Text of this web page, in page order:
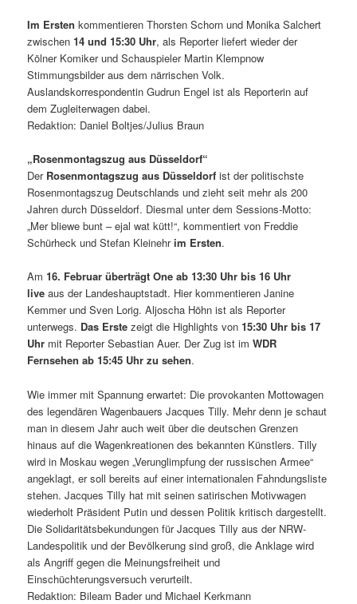
Im Ersten kommentieren Thorsten Schorn und Monika Salchert
zwischen14 und 15:30 Uhr, als Reporter liefert wieder der
Kölner Komiker und Schauspieler Martin Klempnow
Stimmungsbilder aus dem närrischen Volk.
Auslandskorrespondentin Gudrun Engel ist als Reporterin auf
dem Zugleiterwagen dabei.
Redaktion: Daniel Boltjes/Julius Braun
„Rosenmontagszug aus Düsseldorf“
Der Rosenmontagszug aus Düsseldorf ist der politischste
Rosenmontagszug Deutschlands und zieht seit mehr als 200
Jahren durch Düsseldorf. Diesmal unter dem Sessions-Motto:
„Mer bliewe bunt – ejal wat kütt!“, kommentiert von Freddie
Schürheck und Stefan Kleinehrim Ersten.
Am16. Februar überträgt One ab 13:30 Uhr bis 16 Uhr
live aus der Landeshauptstadt. Hier kommentieren Janine
Kemmer und Sven Lorig. Aljoscha Höhn ist als Reporter
unterwegs. Das Erste zeigt die Highlights von15:30 Uhr bis 17
Uhr mit Reporter Sebastian Auer. Der Zug ist imWDR
Fernsehen ab 15:45 Uhr zu sehen.
Wie immer mit Spannung erwartet: Die provokanten Mottowagen
des legendären Wagenbauers Jacques Tilly. Mehr denn je schaut
man in diesem Jahr auch weit über die deutschen Grenzen
hinaus auf die Wagenkreationen des bekannten Künstlers. Tilly
wird in Moskau wegen „Verunglimpfung der russischen Armee“
angeklagt, er soll bereits auf einer internationalen Fahndungsliste
stehen. Jacques Tilly hat mit seinen satirischen Motivwagen
wiederholt Präsident Putin und dessen Politik kritisch dargestellt.
Die Solidaritätsbekundungen für Jacques Tilly aus der NRW-
Landespolitik und der Bevölkerung sind groß, die Anklage wird
als Angriff gegen die Meinungsfreiheit und
Einschüchterungsversuch verurteilt.
Redaktion: Bileam Bader und Michael Kerkmann